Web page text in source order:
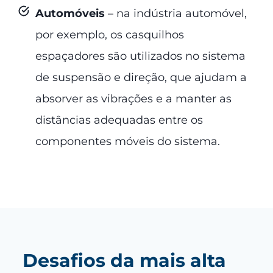
Automóveis – na indústria automóvel,
por exemplo, os casquilhos
espaçadores são utilizados no sistema
de suspensão e direção, que ajudam a
absorver as vibrações e a manter as
distâncias adequadas entre os
componentes móveis do sistema.
Desafios da mais alta